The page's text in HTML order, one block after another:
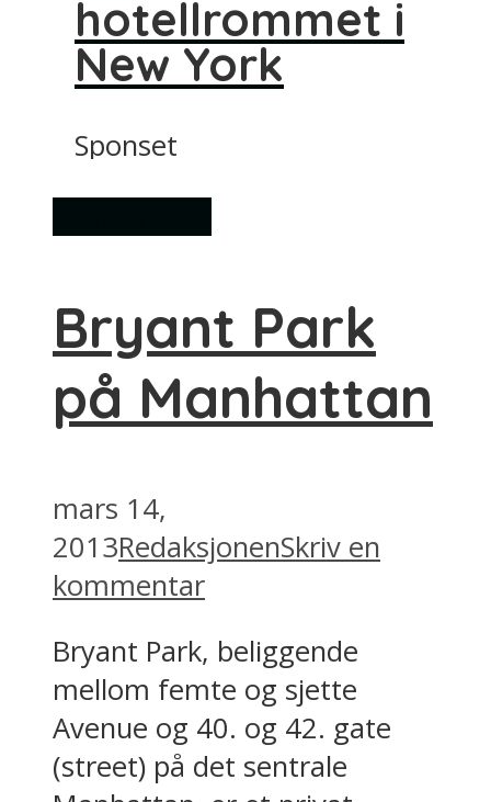
hotellrommet i
New York
Sponset
Bryant Park
på Manhattan
mars 14,
2013RedaksjonenSkriv en
kommentar
Bryant Park, beliggende
mellom femte og sjette
Avenue og 40. og 42. gate
(street) på det sentrale